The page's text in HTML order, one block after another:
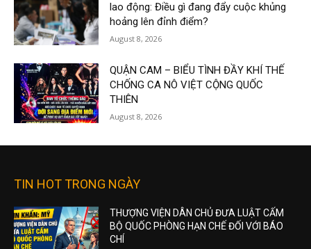
lao động: Điều gì đang đẩy cuộc khủng
hoảng lên đỉnh điểm?
August 8, 2026
QUẬN CAM – BIỂU TÌNH ĐẦY KHÍ THẾ
CHỐNG CA NÔ VIỆT CỘNG QUỐC
THIÊN
August 8, 2026
TIN HOT TRONG NGÀY
THƯỢNG VIỆN DÂN CHỦ ĐƯA LUẬT CẤM
BỘ QUỐC PHÒNG HẠN CHẾ ĐỐI VỚI BÁO
CHÍ